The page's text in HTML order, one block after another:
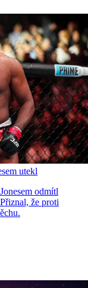
utekl
odmítl
že proti